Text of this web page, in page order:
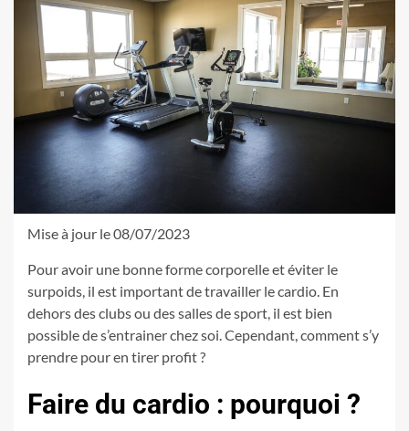
Mise à jour le 08/07/2023
Pour avoir une bonne forme corporelle et éviter le
surpoids, il est important de travailler le cardio. En
dehors des clubs ou des salles de sport, il est bien
possible de s’entrainer chez soi. Cependant, comment s’y
prendre pour en tirer profit ?
Faire du cardio : pourquoi ?